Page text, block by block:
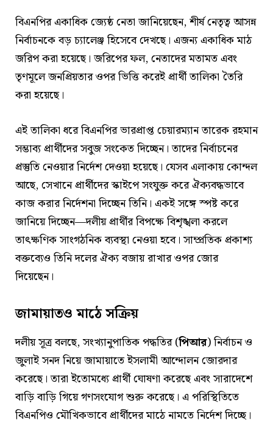
বিএনপির একাধিক জ্যেষ্ঠ নেতা জানিয়েছেন, শীর্ষ নেতৃত্ব আসন্ন
নির্বাচনকে বড় চ্যালেঞ্জ হিসেবে দেখছে। এজন্য একাধিক মাঠ
জরিপ করা হয়েছে। জরিপের ফল, নেতাদের মতামত এবং
তৃণমূলে জনপ্রিয়তার ওপর ভিত্তি করেই প্রার্থী তালিকা তৈরি
করা হয়েছে।
এই তালিকা ধরে বিএনপির ভারপ্রাপ্ত চেয়ারম্যান তারেক রহমান
সম্ভাব্য প্রার্থীদের সবুজ সংকেত দিচ্ছেন। তাদের নির্বাচনের
প্রস্তুতি নেওয়ার নির্দেশ দেওয়া হয়েছে। যেসব এলাকায় কোন্দল
আছে, সেখানে প্রার্থীদের স্কাইপে সংযুক্ত করে ঐক্যবদ্ধভাবে
কাজ করার নির্দেশনা দিচ্ছেন তিনি। একই সঙ্গে স্পষ্ট করে
জানিয়ে দিচ্ছেন—দলীয় প্রার্থীর বিপক্ষে বিশৃঙ্খলা করলে
তাৎক্ষণিক সাংগঠনিক ব্যবস্থা নেওয়া হবে। সাম্প্রতিক প্রকাশ্য
বক্তব্যেও তিনি দলের ঐক্য বজায় রাখার ওপর জোর
দিয়েছেন।
জামায়াতও মাঠে সক্রিয়
দলীয় সূত্র বলছে, সংখ্যানুপাতিক পদ্ধতির (পিআর) নির্বাচন ও
জুলাই সনদ নিয়ে জামায়াতে ইসলামী আন্দোলন জোরদার
করেছে। তারা ইতোমধ্যে প্রার্থী ঘোষণা করেছে এবং সারাদেশে
বাড়ি বাড়ি গিয়ে গণসংযোগ শুরু করেছে। এ পরিস্থিতিতে
বিএনপিও মৌখিকভাবে প্রার্থীদের মাঠে নামতে নির্দেশ দিচ্ছে।